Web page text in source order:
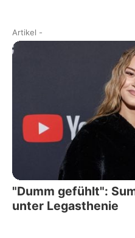
Artikel -
"Dumm gefühlt":
unter Legasthenie